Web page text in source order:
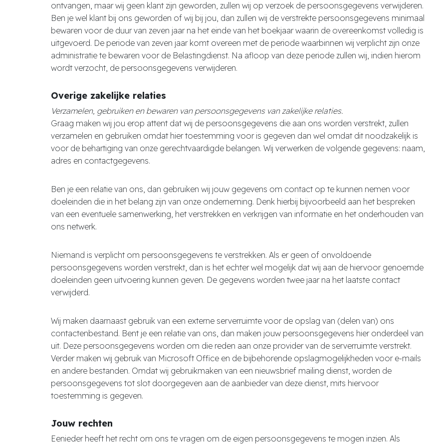
ontvangen, maar wij geen klant zijn geworden, zullen wij op verzoek de persoonsgegevens verwijderen.
Ben je wel klant bij ons geworden of wij bij jou, dan zullen wij de verstrekte persoonsgegevens minimaal
bewaren voor de duur van zeven jaar na het einde van het boekjaar waarin de overeenkomst volledig is
uitgevoerd. De periode van zeven jaar komt overeen met de periode waarbinnen wij verplicht zijn onze
administratie te bewaren voor de Belastingdienst. Na afloop van deze periode zullen wij, indien hierom
wordt verzocht, de persoonsgegevens verwijderen.
Overige zakelijke relaties
Verzamelen, gebruiken en bewaren van persoonsgegevens van zakelijke relaties.
Graag maken wij jou erop attent dat wij de persoonsgegevens die aan ons worden verstrekt, zullen
verzamelen en gebruiken omdat hier toestemming voor is gegeven dan wel omdat dit noodzakelijk is
voor de behartiging van onze gerechtvaardigde belangen. Wij verwerken de volgende gegevens: naam,
adres en contactgegevens.
Ben je een relatie van ons, dan gebruiken wij jouw gegevens om contact op te kunnen nemen voor
doeleinden die in het belang zijn van onze onderneming. Denk hierbij bijvoorbeeld aan het bespreken
van een eventuele samenwerking, het verstrekken en verkrijgen van informatie en het onderhouden van
ons netwerk.
Niemand is verplicht om persoonsgegevens te verstrekken. Als er geen of onvoldoende
persoonsgegevens worden verstrekt, dan is het echter wel mogelijk dat wij aan de hiervoor genoemde
doeleinden geen uitvoering kunnen geven. De gegevens worden twee jaar na het laatste contact
verwijderd.
Wij maken daarnaast gebruik van een externe serverruimte voor de opslag van (delen van) ons
contactenbestand. Bent je een relatie van ons, dan maken jouw persoonsgegevens hier onderdeel van
uit. Deze persoonsgegevens worden om die reden aan onze provider van de serverruimte verstrekt.
Verder maken wij gebruik van Microsoft Office en de bijbehorende opslagmogelijkheden voor e-mails
en andere bestanden. Omdat wij gebruikmaken van een nieuwsbrief mailing dienst, worden de
persoonsgegevens tot slot doorgegeven aan de aanbieder van deze dienst, mits hiervoor
toestemming is gegeven.
Jouw rechten
Eenieder heeft het recht om ons te vragen om de eigen persoonsgegevens te mogen inzien. Als